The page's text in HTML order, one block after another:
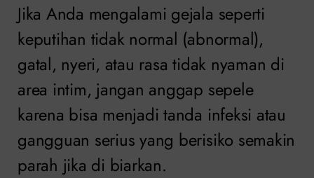
Jika Anda mengalami gejala seperti
keputihan tidak normal (abnormal),
gatal, nyeri, atau rasa tidak nyaman di
area intim, jangan anggap sepele
karena bisa menjadi tanda infeksi atau
gangguan serius yang berisiko semakin
parah jika di biarkan.